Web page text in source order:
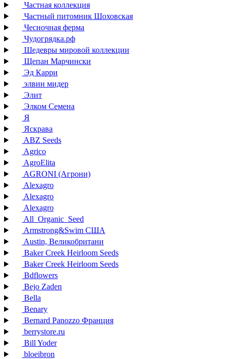
Частная коллекция
Частный питомник Шоховская
Чесночная ферма
Чудогрядка.рф
Шедевры мировой коллекции
Щепан Марчински
Эд Карри
элвин мидер
Элит
Элком Семена
Я
Яскрава
ABZ Seeds
Agrico
AgroElita
AGRONI (Агрони)
Alexagro
Alexagro
Alexagro
All_Organic_Seed
Armstrong&Swim США
Austin, Великобритани
Baker Creek Heirloom Seeds
Baker Creek Heirloom Seeds
Bdflowers
Bejo Zaden
Bella
Benary
Bernard Panozzo Франция
berrystore.ru
Bill Yoder
bloeibron